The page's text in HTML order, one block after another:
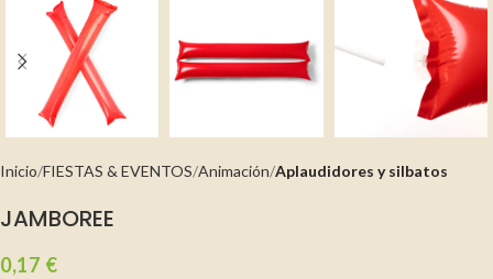
Inicio FIESTAS & EVENTOS Animación Aplaudidores y silbatos
JAMBOREE
0,17 €